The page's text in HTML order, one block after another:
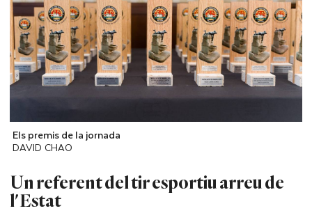
Els premis de la jornada
DAVID CHAO
Un referent del tir esportiu arreu de
l'Estat